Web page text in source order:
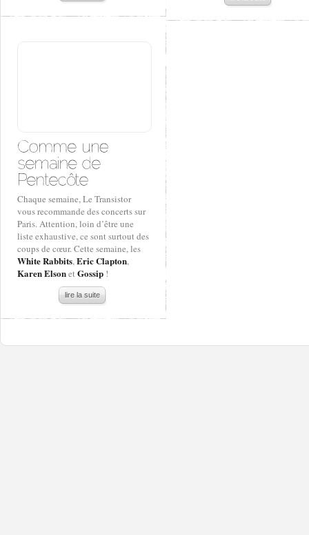
Chaque semaine, Le Transistor
vous recommande des concerts sur
Paris. Attention, loin d’être une
liste exhaustive, ce sont surtout des
coups de cœur. Cette semaine, les
White Rabbits,Eric Clapton,
Karen Elsonet Gossip !
lire la suite